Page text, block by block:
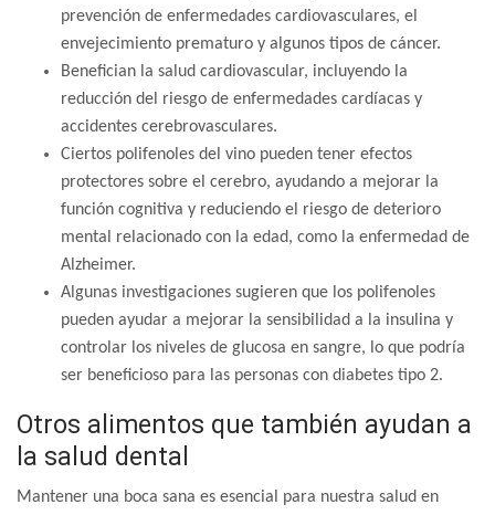
prevención de enfermedades cardiovasculares, el
envejecimiento prematuro y algunos tipos de cáncer.
Benefician la salud cardiovascular, incluyendo la
reducción del riesgo de enfermedades cardíacas y
accidentes cerebrovasculares.
Ciertos polifenoles del vino pueden tener efectos
protectores sobre el cerebro, ayudando a mejorar la
función cognitiva y reduciendo el riesgo de deterioro
mental relacionado con la edad, como la enfermedad de
Alzheimer.
Algunas investigaciones sugieren que los polifenoles
pueden ayudar a mejorar la sensibilidad a la insulina y
controlar los niveles de glucosa en sangre, lo que podría
ser beneficioso para las personas con diabetes tipo 2.
Otros alimentos que también ayudan a
la salud dental
Mantener una boca sana es esencial para nuestra salud en